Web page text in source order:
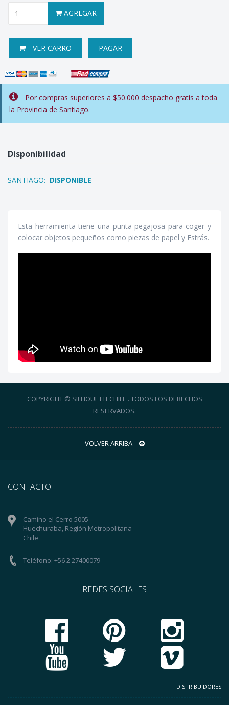
AGREGAR
VER CARRO PAGAR
Por compras superiores a $50.000 despacho gratis a toda
la Provincia de Santiago.
Disponibilidad
SANTIAGO: DISPONIBLE
Esta herramienta tiene una punta pegajosa para coger y
colocar objetos pequeños como piezas de papel y Estrás.
COPYRIGHT © SILHOUETTECHILE . TODOS LOS DERECHOS
RESERVADOS.
VOLVER ARRIBA
CONTACTO
Camino el Cerro 5005
Huechuraba, Región Metropolitana
Chile
Teléfono: +56 2 27400079
REDES SOCIALES
DISTRIBUIDORES